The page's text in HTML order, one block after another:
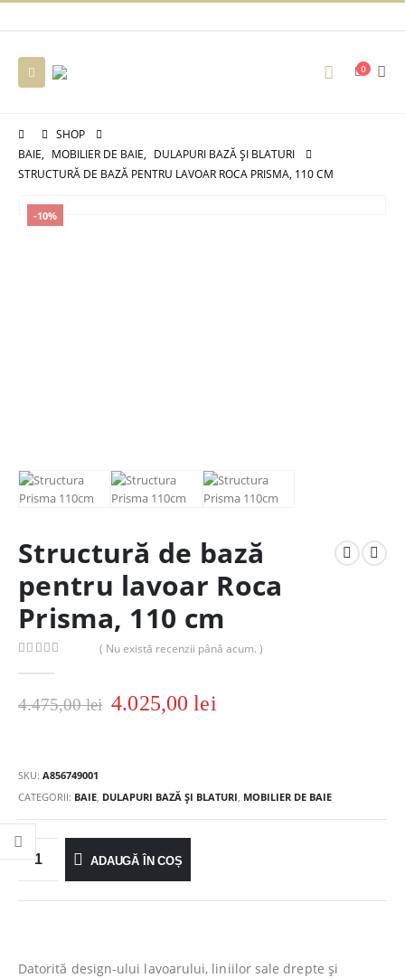
0
SHOP
BAIE, MOBILIER DE BAIE, DULAPURI BAZĂ ȘI BLATURI
STRUCTURĂ DE BAZĂ PENTRU LAVOAR ROCA PRISMA, 110 CM
-10%
Structură de bază
pentru lavoar Roca
Prisma, 110 cm
( Nu există recenzii până acum. )
4.475,00lei 4.025,00lei
SKU: A856749001
CATEGORII: BAIE, DULAPURI BAZĂ ȘI BLATURI, MOBILIER DE BAIE
ADAUGĂ ÎN COȘ
Datorită design-ului lavoarului, liniilor sale drepte și